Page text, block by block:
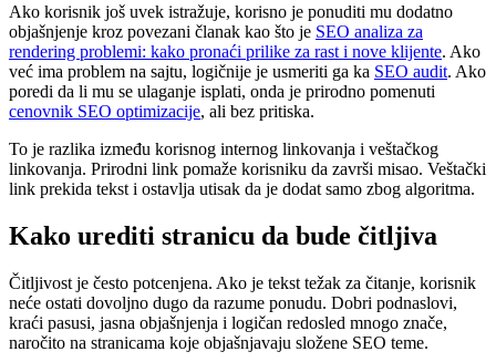
Ako korisnik još uvek istražuje, korisno je ponuditi mu dodatno
objašnjenje kroz povezani članak kao što je SEO analiza za
rendering problemi: kako pronaći prilike za rast i nove klijente. Ako
već ima problem na sajtu, logičnije je usmeriti ga ka SEO audit. Ako
poredi da li mu se ulaganje isplati, onda je prirodno pomenuti
cenovnik SEO optimizacije, ali bez pritiska.
To je razlika između korisnog internog linkovanja i veštačkog
linkovanja. Prirodni link pomaže korisniku da završi misao. Veštački
link prekida tekst i ostavlja utisak da je dodat samo zbog algoritma.
Kako urediti stranicu da bude čitljiva
Čitljivost je često potcenjena. Ako je tekst težak za čitanje, korisnik
neće ostati dovoljno dugo da razume ponudu. Dobri podnaslovi,
kraći pasusi, jasna objašnjenja i logičan redosled mnogo znače,
naročito na stranicama koje objašnjavaju složene SEO teme.